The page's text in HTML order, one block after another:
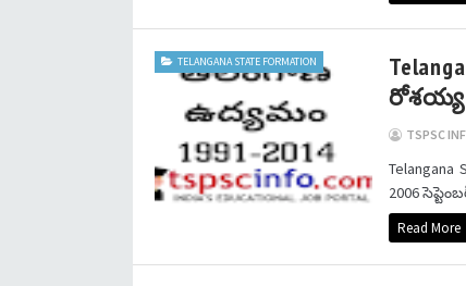
TELANGANA STATE FORMATION
TSPSC
2006
Read More